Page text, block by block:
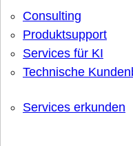
Consulting
Produktsupport
Services für KI
Technische
Services erkunden